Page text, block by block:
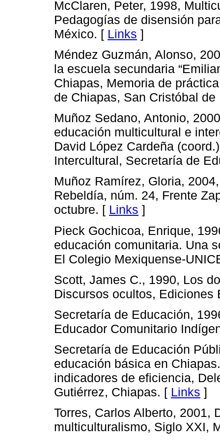
McClaren, Peter, 1998,
Pedagogías de disensión
México. [ Links ]
Méndez Guzmán, Alonso,
la escuela secundaria
Chiapas, Memoria de
de Chiapas, San Cristóbal
Muñoz Sedano, Antonio,
educación multicultural e
David López Cardeña
Intercultural, Secretaría de
Muñoz Ramírez, Gloria,
Rebeldía, núm. 24, Frente
octubre. [ Links ]
Pieck Gochicoa, Enrique,
educación comunitaria. Una
El Colegio Mexiquense-
Scott, James C., 1990, Los
Discursos ocultos,
Secretaría de Educación,
Educador Comunitario
Secretaría de Educación
educación básica en
indicadores de eficiencia,
Gutiérrez, Chiapas. [ Links ]
Torres, Carlos Alberto, 2001,
multiculturalismo, Siglo XXI,